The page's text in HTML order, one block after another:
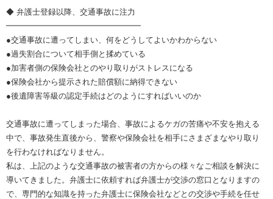
◆ 弁護士登録以降、交通事故に注力
━━━━━━━━━━━━━━━━━
●交通事故に遭ってしまい、何をどうしてよいかわからない
●過失割合について相手側と揉めている
●加害者側の保険会社とのやり取りがストレスになる
●保険会社から提示された賠償額に納得できない
●後遺障害等級の認定手続はどのようにすればいいのか
交通事故に遭ってしまった場合、事故によるケガの苦痛や不安を抱える
中で、事故発生直後から、警察や保険会社を相手にさまざまなやり取り
を行わなければなりません。
私は、上記のような交通事故の被害者の方からの様々なご相談を解決に
導いてきました。弁護士に依頼すれば弁護士が交渉の窓口となりますの
で、専門的な知識を持った弁護士に保険会社などとの交渉や手続を任せ